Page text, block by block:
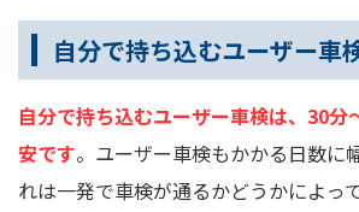
自分で持ち込むユーザー車
自分で持ち込むユーザー車検は、30分
安です。ユーザー車検もかかる日数に
れは一発で車検が通るかどうかによっ